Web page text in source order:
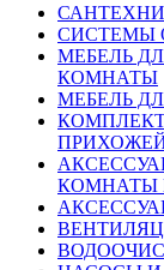
СИСТЕМЫ
МЕБЕЛЬ
КОМНАТЫ
МЕБЕЛЬ
КОМНАТЫ